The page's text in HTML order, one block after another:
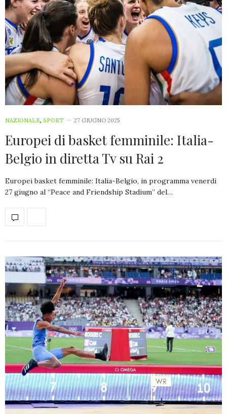
NAZIONALE, SPORT 27 GIUGNO 2025
Europei di basket femminile: Italia-
Belgio in diretta Tv su Rai 2
Europei basket femminile: Italia-Belgio, in programma venerdì
27 giugno al “Peace and Friendship Stadium” del…